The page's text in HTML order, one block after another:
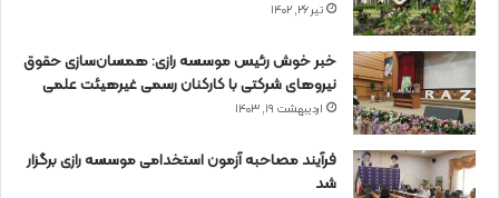
تیر ۲۶, ۱۴۰۲
خبر خوش رئیس موسسه رازی: همسان‌سازی حقوق
نیروهای شرکتی با کارکنان رسمی غیرهیئت علمی
اردیبهشت ۱۹, ۱۴۰۳
فرآیند مصاحبه آزمون استخدامی موسسه رازی برگزار
شد